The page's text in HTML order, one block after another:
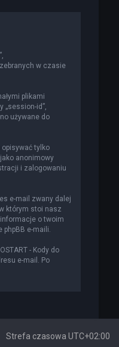
zebranych w czasie
plikami
„session-id”,
używane do
tylko
anonimowy
i zalogowaniu
e-mail zwany dalej
którym stoi nasz
o twoim
e-maili.
- Kody do
e-mail. Po
Strefa czasowa UTC+02:00